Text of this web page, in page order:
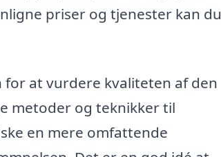
priser og tjenester kan du
at vurdere kvaliteten af den
metoder og teknikker til
en mere omfattende